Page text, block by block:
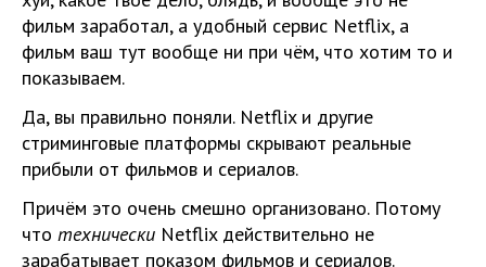
фильм заработал, а удобный сервис Netflix, а
фильм ваш тут вообще ни при чём, что хотим то и
показываем.
Да, вы правильно поняли. Netflix и другие
стриминговые платформы скрывают реальные
прибыли от фильмов и сериалов.
Причём это очень смешно организовано. Потому
что технически Netflix действительно не
зарабатывает показом фильмов и сериалов.